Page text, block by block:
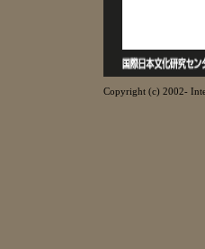
Copyright (c) 2002-